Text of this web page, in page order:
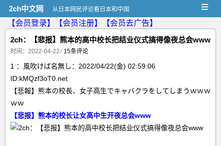
2ch中文网 从日本网民评论看日本和中国 ≡
【会员登录】 【会员注册】
【会员去广告】
2ch：【悲报】熊本的高中校长把结业仪式搞得像夜总会www
时间：2022-04-22 ⁄15条评论
1 ：風吹けば名無し：2022/04/22(金) 02:59:06
ID:kMQzf3oT0.net
【悲報】熊本の校長、女子高生でキャバクラをしてしまうｗｗｗ
ｗｗ
【悲报】熊本的校长让女高中生开夜总会www